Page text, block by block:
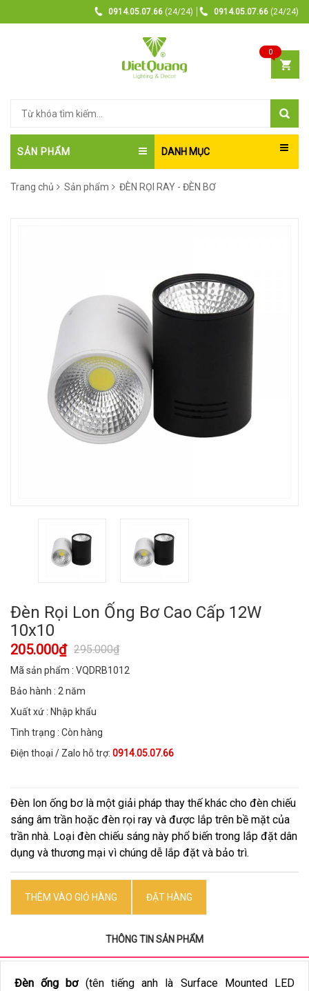
0914.05.07.66 (24/24) 0914.05.07.66 (24/24)
0
SẢN PHẨM DANH MỤC
Trang chủ Sản phẩm ĐÈN RỌI RAY - ĐÈN BƠ
Đèn Rọi Lon Ống Bơ Cao Cấp 12W
10x10
205.000₫ 295.000₫
Mã sản phẩm : VQDRB1012
Bảo hành : 2 năm
Xuất xứ : Nhập khẩu
Tình trạng : Còn hàng
Điện thoại / Zalo hỗ trợ: 0914.05.07.66
Đèn lon ống bơ là một giải pháp thay thế khác cho đèn chiếu
sáng âm trần hoặc đèn rọi ray và được lắp trên bề mặt của
trần nhà. Loại đèn chiếu sáng này phổ biến trong lắp đặt dân
dụng và thương mại vì chúng dễ lắp đặt và bảo trì.
THÊM VÀO GIỎ HÀNG ĐẶT HÀNG
THÔNG TIN SẢN PHẨM
Đèn ống bơ(tên tiếng anh là Surface Mounted LED